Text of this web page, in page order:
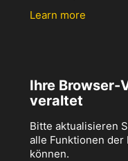
Learn more
Ihre Browser-
veraltet
Bitte aktualisieren
alle Funktionen
können.